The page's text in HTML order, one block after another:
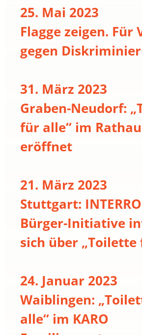
25. Mai 2023
Flagge zeigen. Für
gegen
31. März 2023
Graben-Neudorf:
für alle“ im
eröffnet
21. März 2023
Stuttgart:
Bürger-Initiative
sich über „Toilette
24. Januar 2023
Waiblingen:
alle“ im KARO